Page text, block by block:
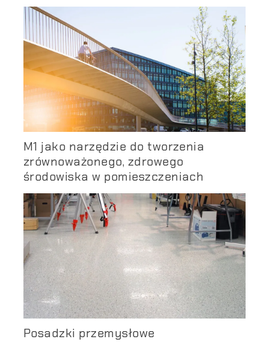
M1 jako narzędzie do tworzenia
zrównoważonego, zdrowego
środowiska w pomieszczeniach
Posadzki przemysłowe